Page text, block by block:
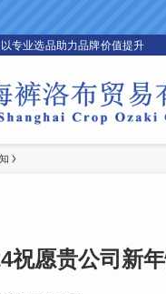
专业选品助力品牌价值提升
祝愿贵公司新